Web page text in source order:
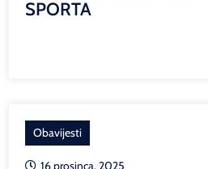
SPORTA
Obavijesti
16 prosinca, 2025